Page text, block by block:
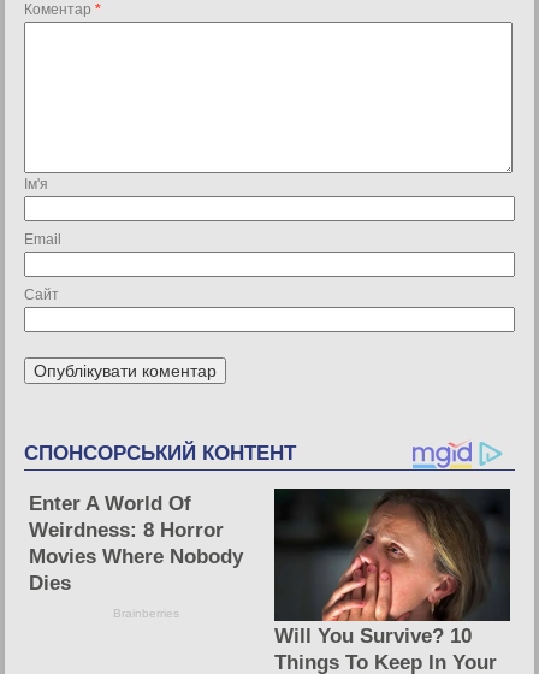
Коментар *
Ім'я
Email
Сайт